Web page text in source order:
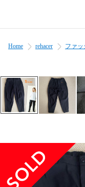
Home rehacer ファッ